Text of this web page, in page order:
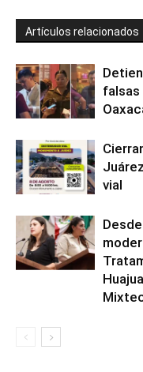
Artículos relacionados
falsas
vial